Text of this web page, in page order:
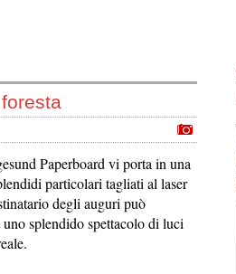
Paperboard vi porta in una
particolari tagliati al laser
degli auguri può
splendido spettacolo di luci